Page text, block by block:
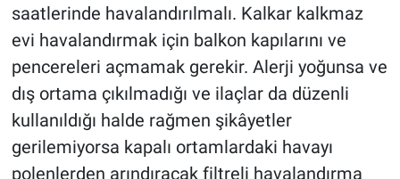
saatlerinde havalandırılmalı. Kalkar kalkmaz
evi havalandırmak için balkon kapılarını ve
pencereleri açmamak gerekir. Alerji yoğunsa ve
dış ortama çıkılmadığı ve ilaçlar da düzenli
kullanıldığı halde rağmen şikâyetler
gerilemiyorsa kapalı ortamlardaki havayı
polenlerden arındıracak filtreli havalandırma